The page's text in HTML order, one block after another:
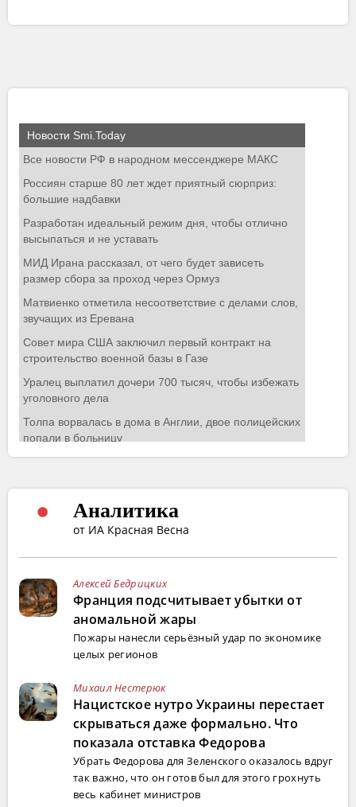
Аналитика
от ИА Красная Весна
Алексей Бедрицких
Франция подсчитывает убытки от
аномальной жары
Пожары нанесли серьёзный удар по экономике
целых регионов
Михаил Нестерюк
Нацистское нутро Украины перестает
скрываться даже формально. Что
показала отставка Федорова
Убрать Федорова для Зеленского оказалось вдруг
так важно, что он готов был для этого грохнуть
весь кабинет министров